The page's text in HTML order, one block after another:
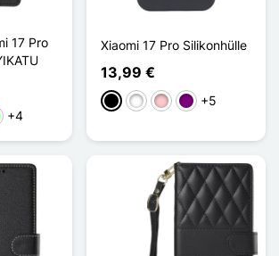
17 Pro
+4
Xiaomi 17 Pro Silikonhülle
13,99 €
Schwarz
WeißPinkViolett
+5